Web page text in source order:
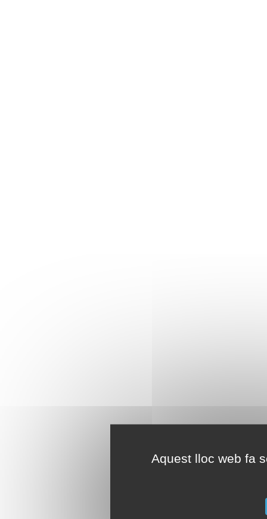
Aquest lloc web fa